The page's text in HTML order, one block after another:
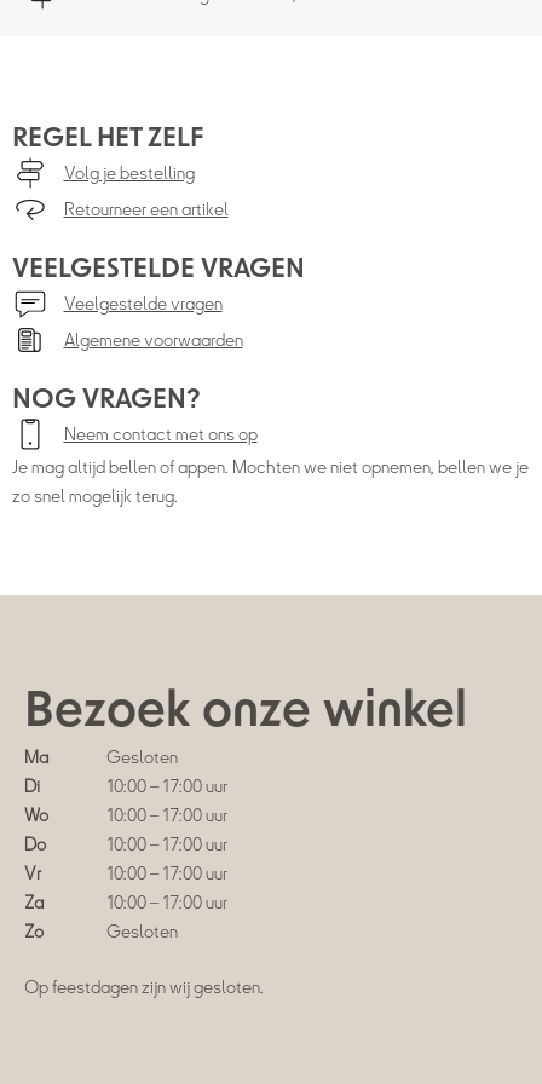
REGEL HET ZELF
Volg je bestelling
Retourneer een artikel
VEELGESTELDE VRAGEN
Veelgestelde vragen
Algemene voorwaarden
NOG VRAGEN?
Neem contact met ons op
Je mag altijd bellen of appen. Mochten we niet opnemen, bellen we je
zo snel mogelijk terug.
Bezoek onze winkel
Ma
Gesloten
Di
10:00 – 17:00 uur
Wo
10:00 – 17:00 uur
Do
10:00 – 17:00 uur
Vr
10:00 – 17:00 uur
Za
10:00 – 17:00 uur
Zo
Gesloten
Op feestdagen zijn wij gesloten.